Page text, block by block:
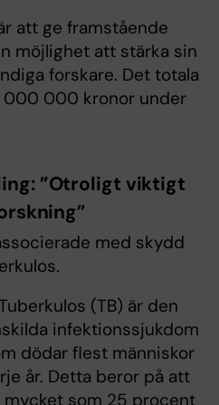
att ge framstående
möjlighet att stärka sin
forskare. Det totala
000 000 kronor under
”Otroligt viktigt
med skydd
(TB) är den
infektionssjukdom
dödar flest människor
år. Detta beror på att
mycket som 25 procent